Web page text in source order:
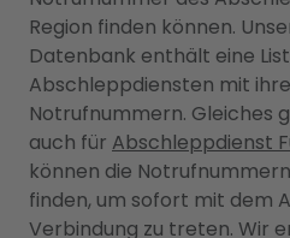
Region finden können.
Datenbank enthält eine
Abschleppdiensten mit
Notrufnummern. Gleiches
auch für Abschleppdienst
können die
finden, um sofort mit dem
Verbindung zu treten. Wir